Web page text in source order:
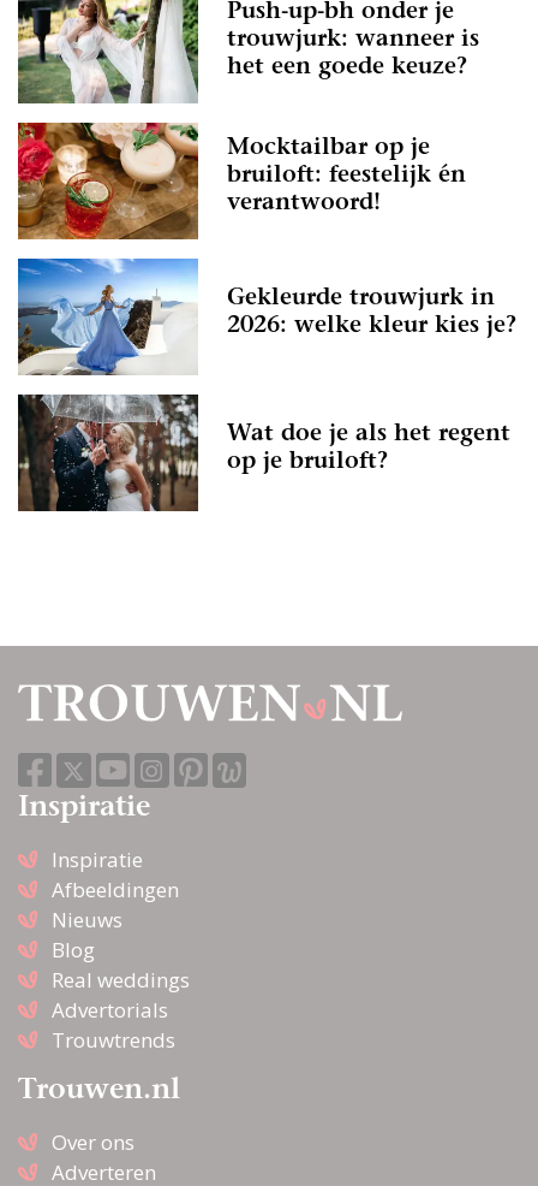
Push-up-bh onder je
trouwjurk: wanneer is
het een goede keuze?
Mocktailbar op je
bruiloft: feestelijk én
verantwoord!
Gekleurde trouwjurk in
2026: welke kleur kies je?
Wat doe je als het regent
op je bruiloft?
Inspiratie
Inspiratie
Afbeeldingen
Nieuws
Blog
Real weddings
Advertorials
Trouwtrends
Trouwen.nl
Over ons
Adverteren